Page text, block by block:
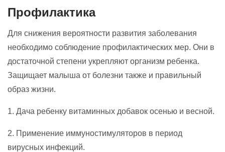
Профилактика
Для снижения вероятности развития заболевания
необходимо соблюдение профилактических мер. Они в
достаточной степени укрепляют организм ребенка.
Защищает малыша от болезни также и правильный
образ жизни.
1. Дача ребенку витаминных добавок осенью и весной.
2. Применение иммуностимуляторов в период
вирусных инфекций.